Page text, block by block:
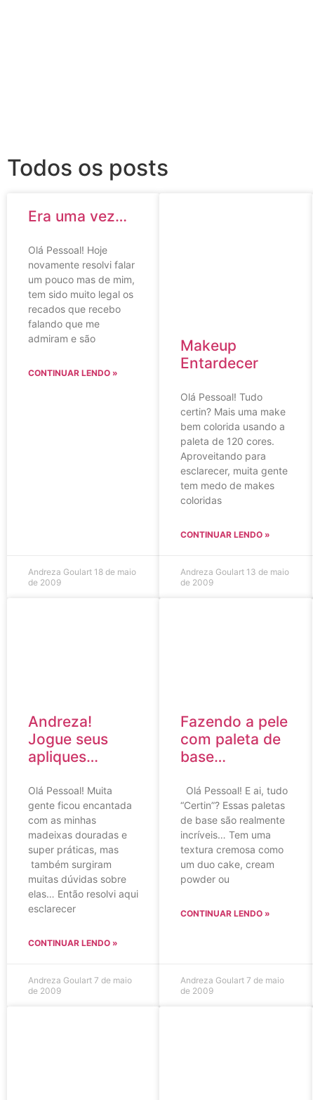
Todos os posts
Era uma vez…
Olá Pessoal! Hoje
novamente resolvi falar
um pouco mas de mim,
tem sido muito legal os
recados que recebo
falando que me
admiram e são
CONTINUAR LENDO »
Andreza Goulart 18 de maio
de 2009
Makeup
Entardecer
Olá Pessoal! Tudo
certin? Mais uma make
bem colorida usando a
paleta de 120 cores.
Aproveitando para
esclarecer, muita gente
tem medo de makes
coloridas
CONTINUAR LENDO »
Andreza Goulart 13 de maio
de 2009
Andreza!
Jogue seus
apliques…
Olá Pessoal! Muita
gente ficou encantada
com as minhas
madeixas douradas e
super práticas, mas
também surgiram
muitas dúvidas sobre
elas… Então resolvi aqui
esclarecer
CONTINUAR LENDO »
Andreza Goulart 7 de maio
de 2009
Fazendo a pele
com paleta de
base…
Olá Pessoal! E ai, tudo
“Certin”? Essas paletas
de base são realmente
incríveis… Tem uma
textura cremosa como
um duo cake, cream
powder ou
CONTINUAR LENDO »
Andreza Goulart7 de maio
de 2009